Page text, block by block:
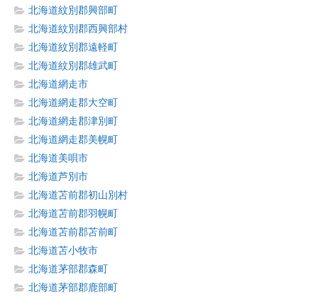
北海道紋別郡興部町
北海道紋別郡西興部村
北海道紋別郡遠軽町
北海道紋別郡雄武町
北海道網走市
北海道網走郡大空町
北海道網走郡津別町
北海道網走郡美幌町
北海道美唄市
北海道芦別市
北海道苫前郡初山別村
北海道苫前郡羽幌町
北海道苫前郡苫前町
北海道苫小牧市
北海道茅部郡森町
北海道茅部郡鹿部町